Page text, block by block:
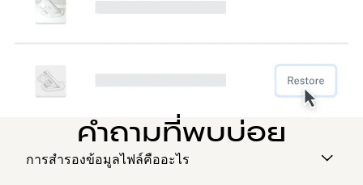
คำถามที่พบบ่อย
การสำรองข้อมูลไฟล์คืออะไร